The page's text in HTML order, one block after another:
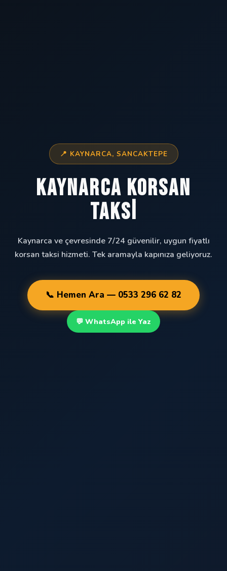
📍 KAYNARCA, SANCAKTEPE
Kaynarca Korsan
Taksi
Kaynarca ve çevresinde 7/24 güvenilir, uygun fiyatlı
korsan taksi hizmeti. Tek aramayla kapınıza geliyoruz.
📞 Hemen Ara — 0533 296 62 82
💬 WhatsApp ile Yaz